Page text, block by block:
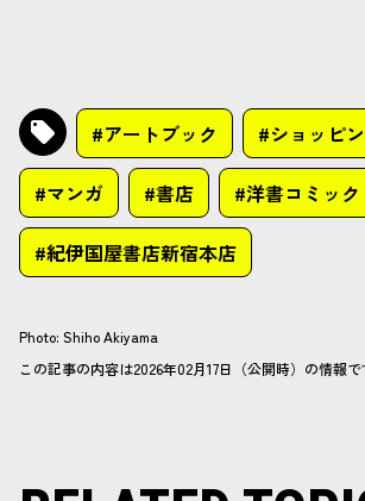
#アートブック #ショッピ
#マンガ #書店 #洋書コミック
#紀伊国屋書店新宿本店
Photo: Shiho Akiyama
この記事の内容は2026年02月17日（公開時）の情報で